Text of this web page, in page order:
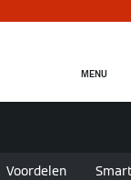
MENU
Voordelen